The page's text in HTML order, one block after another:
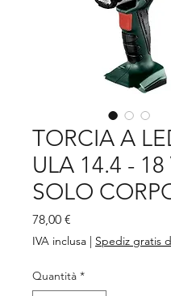
TORCIA A
ULA 14.4 - 18
SOLO
78,00 €
IVA inclusa | Spediz gratis
Quantità *